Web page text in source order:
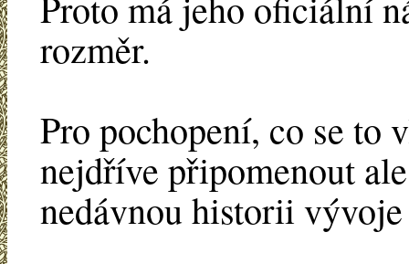
rozměr.
Pro pochopení, co se to
nejdříve připomenout
nedávnou historii